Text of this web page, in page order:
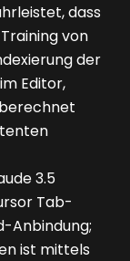
dass
von
der
Editor,
3.5
Tab-
Anbindung;
ist mittels